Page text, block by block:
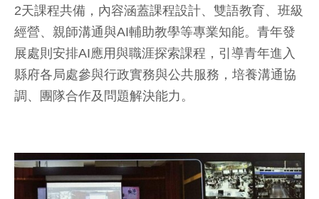
2天課程共備，內容涵蓋課程設計、雙語教育、班級
經營、親師溝通與AI輔助教學等專業知能。青年發
展處則安排AI應用與職涯探索課程，引導青年進入
縣府各局處參與行政實務與公共服務，培養溝通協
調、團隊合作及問題解決能力。